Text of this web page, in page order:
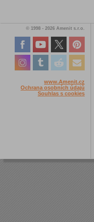
© 1998 - 2026 Amenit s.r.o.
www.Amenit.cz
Ochrana osobních údajů
Souhlas s cookies